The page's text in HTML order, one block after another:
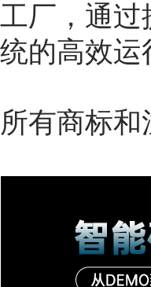
工厂，通
统的高效运
所有商标